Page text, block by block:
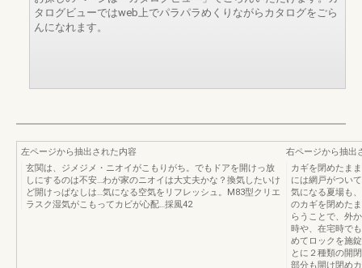
タログビューではweb上でパラパラめくりながらカタログをごら
んになれます。
左ページから抽出された内容
玄関は、ジメジメ・ニオイがこもりがち。でもドアを開けっ放
しにするのは不安…わが家のニオイは大丈夫かな？換気したいけ
ど開けっぱなしは…気になる空気をリフレッシュ。M83型クリエ
ラスク湿気がこもってカビが心配…採風42
右ページから抽出
カギを閉めたま
には網戸がつい
気になる夏場も
のカギを閉めた
らうことで、外
時や、在宅時で
めてロックを施
とに２種類の開
部分も開け閉め